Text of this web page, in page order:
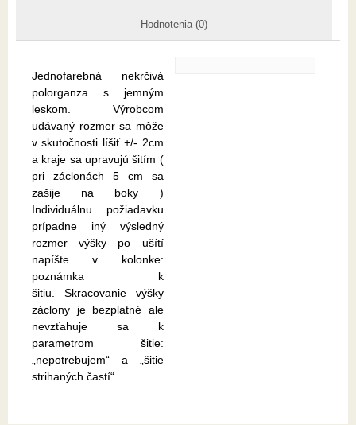
Hodnotenia (0)
Jednofarebná nekrčivá
polorganza s jemným
leskom. Výrobcom
udávaný rozmer sa môže
v skutočnosti líšiť +/- 2cm
a kraje sa upravujú šitím (
pri záclonách 5 cm sa
zašije na boky )
Individuálnu požiadavku
prípadne iný výsledný
rozmer výšky po ušítí
napíšte v kolonke:
poznámka k
šitiu. Skracovanie výšky
záclony je bezplatné ale
nevzťahuje sa k
parametrom šitie:
„nepotrebujem“ a „šitie
strihaných častí“.